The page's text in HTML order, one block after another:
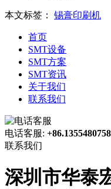
本文标签： 锡膏印刷机
首页
SMT设备
SMT方案
SMT资讯
关于我们
联系我们
电话客服:
联系我们
深圳市华泰